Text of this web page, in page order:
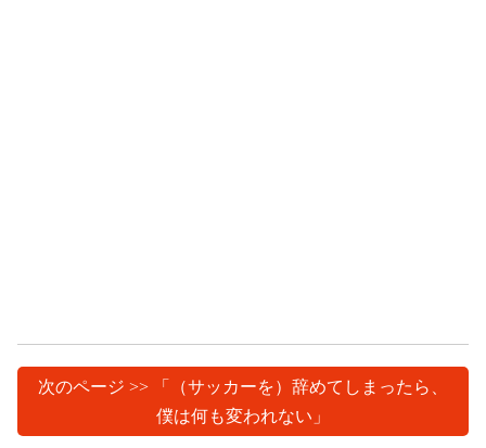
次のページ >> 「（サッカーを）辞めてしまったら、
僕は何も変われない」